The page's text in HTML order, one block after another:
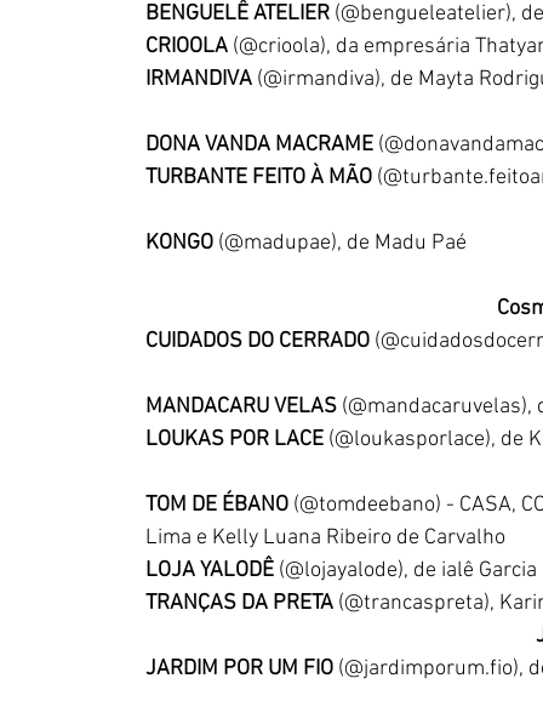
BENGUELÊ ATELIER (@bengueleatelier),
CRIOOLA (@crioola), da empresária
IRMANDIVA (@irmandiva), de Mayta
DONA VANDA MACRAME
TURBANTE FEITO À MÃO
KONGO (@madupae), de Madu Paé
CUIDADOS DO CERRADO
MANDACARU VELAS (@mandacaruvelas),
LOUKAS POR LACE (@loukasporlace), de
TOM DE ÉBANO (@tomdeebano) - CASA,
Lima e Kelly Luana Ribeiro de Carvalho
LOJA YALODÊ (@lojayalode), de ialê
TRANÇAS DA PRETA (@trancaspreta),
JARDIM POR UM FIO (@jardimporum.fio),